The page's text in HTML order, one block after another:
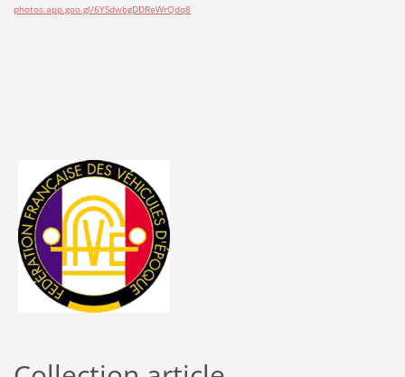
photos.app.goo.gl/6YSdwbgDDReWrQdq8